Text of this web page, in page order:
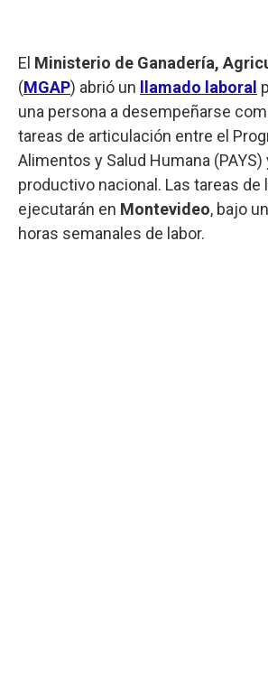
El Ministerio de Ganadería,
(MGAP) abrió un llamado laboral
una persona a desempeñarse
tareas de articulación entre el
Alimentos y Salud Humana
productivo nacional. Las tareas de
ejecutarán en Montevideo, bajo
horas semanales de labor.